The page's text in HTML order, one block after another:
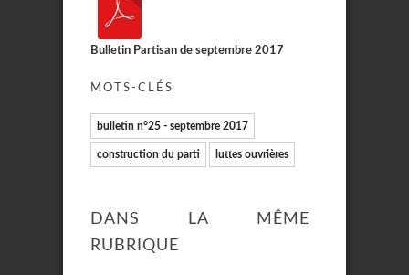
Bulletin Partisan de septembre 2017
MOTS-CLÉS
bulletin n°25 - septembre 2017
construction du parti luttes ouvrières
DANS LA MÊME
RUBRIQUE